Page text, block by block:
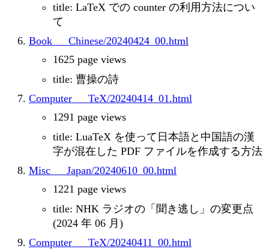
title: LaTeX での counter の利用方法につい
て
Book___Chinese/20240424_00.html
1625 page views
title: 曹操の詩
Computer___TeX/20240414_01.html
1291 page views
title: LuaTeX を使って日本語と中国語の漢
字が混在した PDF ファイルを作成する方法
Misc___Japan/20240610_00.html
1221 page views
title: NHK ラジオの「聞き逃し」の変更点
(2024 年 06 月)
Computer___TeX/20240411_00.html